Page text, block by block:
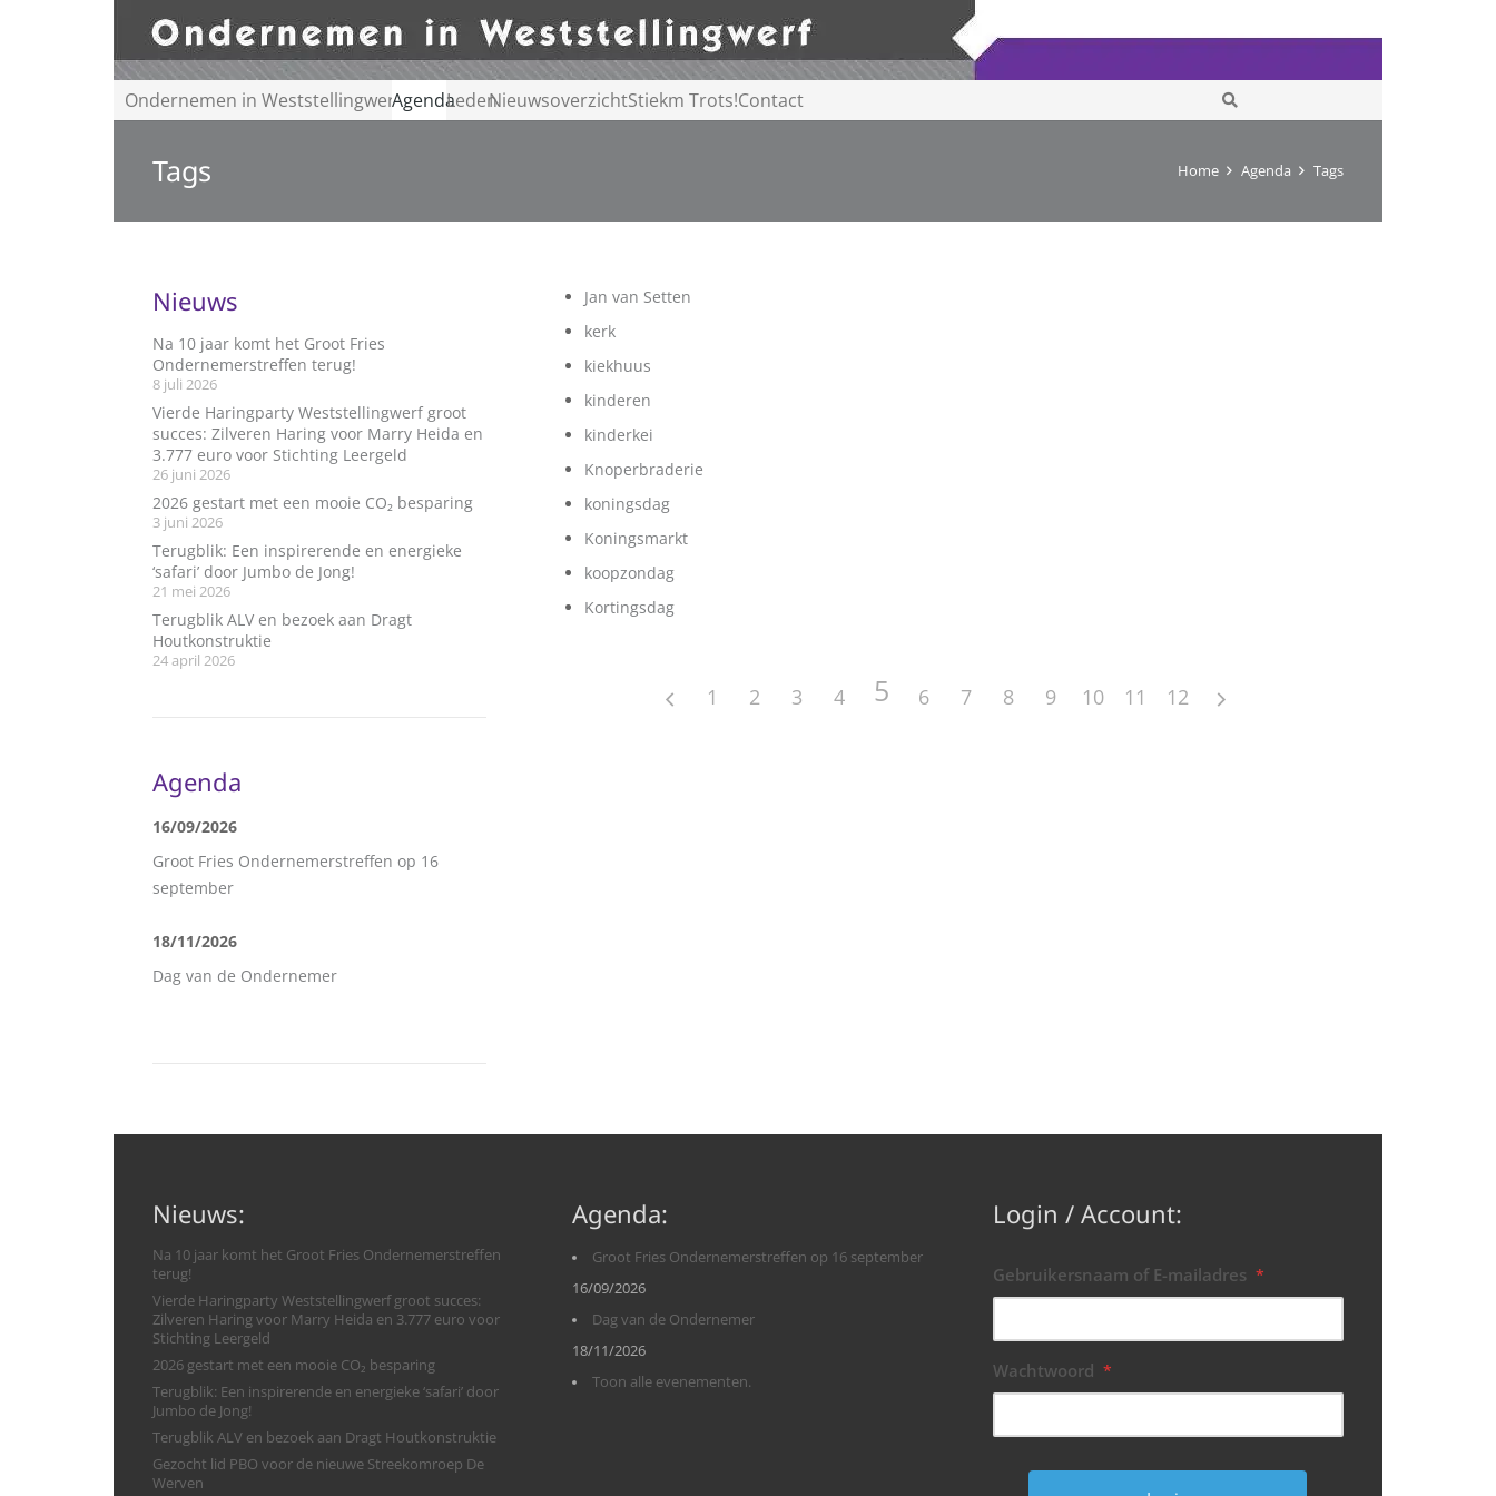
Ondernemen in WeststellingwerfAgendaLedenNieuwsoverzichtStiekm Trots!Contact
Tags Home Agenda Tags
Jan van Setten
kerk
kiekhuus
kinderen
kinderkei
Knoperbraderie
koningsdag
Koningsmarkt
koopzondag
Kortingsdag
1 2 3 4 5 6 7 8 9 10 11 12
Nieuws
Na 10 jaar komt het Groot Fries
Ondernemerstreffen terug!
8 juli 2026
Vierde Haringparty Weststellingwerf groot
succes: Zilveren Haring voor Marry Heida en
3.777 euro voor Stichting Leergeld
26 juni 2026
2026 gestart met een mooie CO₂ besparing
3 juni 2026
Terugblik: Een inspirerende en energieke
‘safari’ door Jumbo de Jong!
21 mei 2026
Terugblik ALV en bezoek aan Dragt
Houtkonstruktie
24 april 2026
Agenda
16/09/2026
Groot Fries Ondernemerstreffen op 16
september
18/11/2026
Dag van de Ondernemer
Nieuws:
Na 10 jaar komt het Groot Fries Ondernemerstreffen
terug!
Vierde Haringparty Weststellingwerf groot succes:
Zilveren Haring voor Marry Heida en 3.777 euro voor
Stichting Leergeld
2026 gestart met een mooie CO₂ besparing
Terugblik: Een inspirerende en energieke ‘safari’ door
Jumbo de Jong!
Terugblik ALV en bezoek aan Dragt Houtkonstruktie
Gezocht lid PBO voor de nieuwe Streekomroep De
Werven
Agenda:
Groot Fries Ondernemerstreffen op 16 september
16/09/2026
Dag van de Ondernemer
18/11/2026
Toon alle evenementen.
Login / Account:
Gebruikersnaam of E-mailadres *
Wachtwoord *